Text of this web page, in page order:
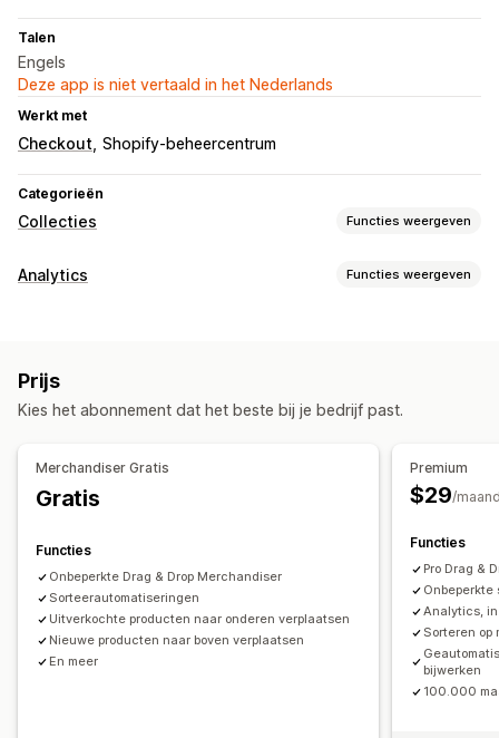
Talen
Engels
Deze app is niet vertaald in het Nederlands
Werkt met
Checkout Shopify-beheercentrum
Categorieën
Collecties Functies weergeven
Sorteeracties
Producten groeperen
Updates in real time
Collectie aanmaken
Tagging
AI-aanbevelingen
Analytics Functies weergeven
Marketing en verkopen
Beeldmateriaal en rapporten
Analyticsdashboard
Prijs
Kies het abonnement dat het beste bij je bedrijf past.
Merchandiser Gratis
Gratis
Functies
Onbeperkte Drag & Drop Merchandiser
Sorteerautomatiseringen
Uitverkochte producten naar onderen verplaatsen
Nieuwe producten naar boven verplaatsen
En meer
Premium
$29/
Functies
Pro Drag &
Analytics,
Sorteren op
bijwerken
100.000